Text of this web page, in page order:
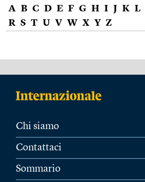
A B C D E F G H I J K L
R S T U V W X Y Z
Chi siamo
Contattaci
Sommario